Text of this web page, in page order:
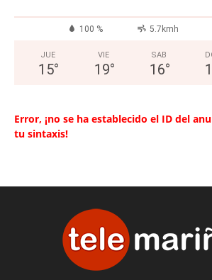
100 % 5.7kmh
JUE
15°
VIE
19°
SAB
16°
Error, ¡no se ha establecido el ID del
tu sintaxis!